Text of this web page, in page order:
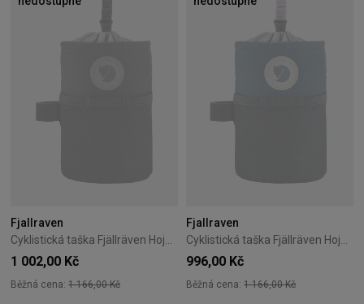
Fjallraven
1 002,00 Kč
Běžná cena: 1 166,00 Kč
Fjallraven
996,00 Kč
Běžná cena: 1 166,00 Kč